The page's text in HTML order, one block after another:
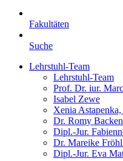
Fakultäten
Suche
Lehrstuhl-Team
Lehrstuhl-Team
Prof. Dr. iur.
Isabel Zewe
Xenia
Dr. Romy
Dipl.-Jur.
Dr. Mareike
Dipl.-Jur. Eva